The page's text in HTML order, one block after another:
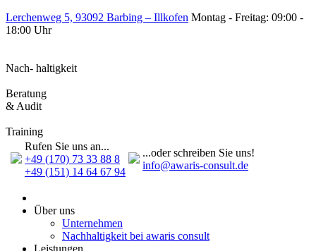
Lerchenweg 5, 93092 Barbing – Illkofen Montag - Freitag: 09:00 -
18:00 Uhr
Nach- haltigkeit
Beratung
& Audit
Training
Rufen Sie uns an...
+49 (170) 73 33 88 8
+49 (151) 14 64 67 94
...oder schreiben Sie uns!
info@awaris-consult.de
Über uns
Unternehmen
Nachhaltigkeit bei awaris consult
Leistungen